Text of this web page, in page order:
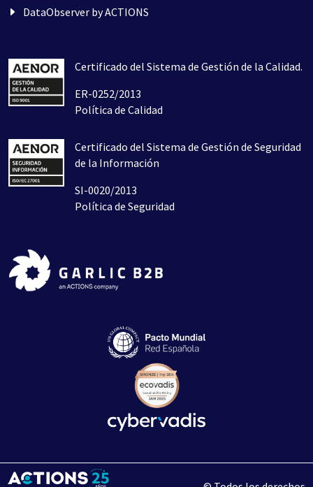
DataObserver by ACTIONS
Certificado del Sistema de Gestión de la Calidad.
ER-0252/2013
Política de Calidad
Certificado del Sistema de Gestión de Seguridad
de la Información
SI-0020/2013
Política de Seguridad